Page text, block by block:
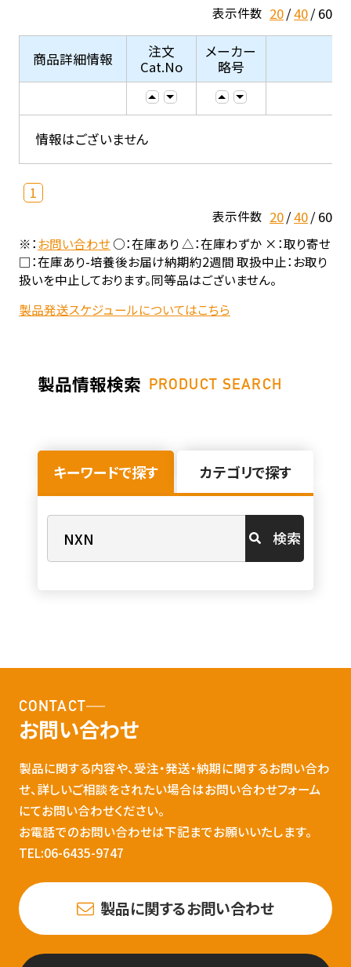
表示件数 20 40 60
商品詳細情報
注文
Cat.No
メーカー
略号
情報はございません
1
表示件数 20 40 60
※：お問い合わせ○：在庫あり △：在庫わずか ×：取り寄せ
□：在庫あり-培養後お届け納期約2週間 取扱中止：お取り
扱いを中止しております。同等品はございません。
製品発送スケジュールについてはこちら
製品情報検索 PRODUCT SEARCH
キーワードで探す カテゴリで探す
検索
CONTACT
お問い合わせ
製品に関する内容や、受注・発送・納期に関するお問い合わ
せ、詳しいご相談をされたい場合はお問い合わせフォーム
にてお問い合わせください。
お電話でのお問い合わせは下記までお願いいたします。
TEL:06-6435-9747
製品に関するお問い合わせ